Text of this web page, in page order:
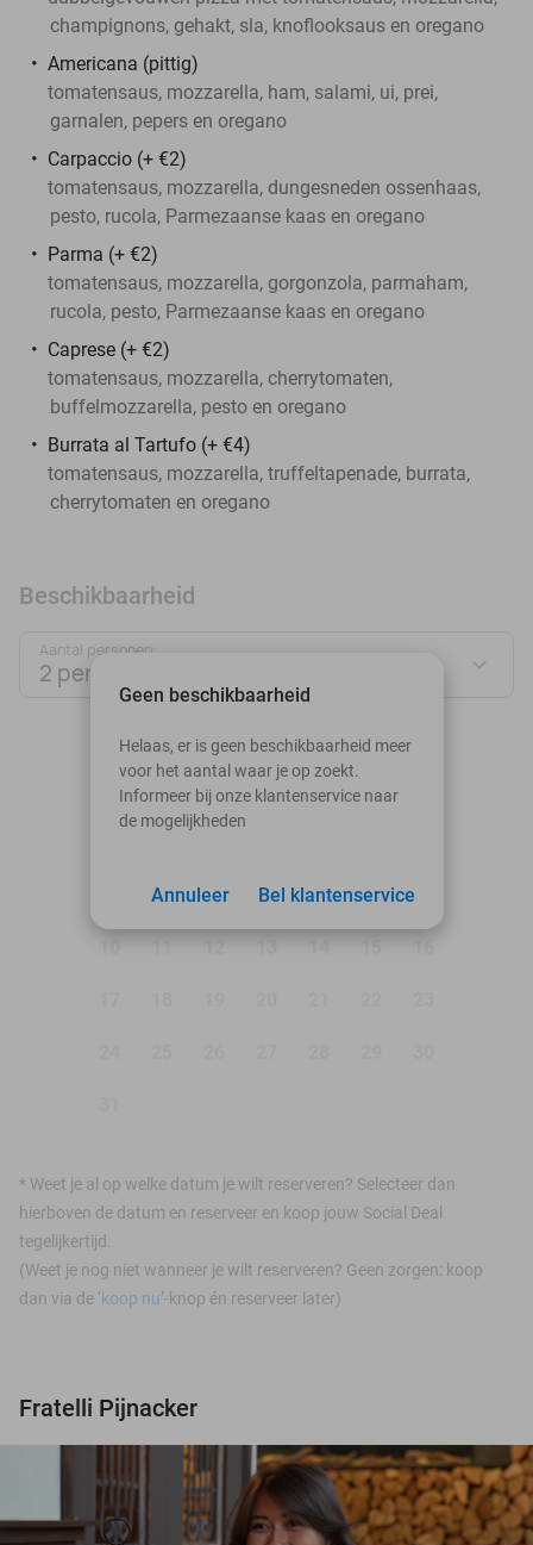
champignons, gehakt, sla, knoflooksaus en oregano
Americana (pittig)
tomatensaus, mozzarella, ham, salami, ui, prei,
garnalen, pepers en oregano
Carpaccio (+ €2)
tomatensaus, mozzarella, dungesneden ossenhaas,
pesto, rucola, Parmezaanse kaas en oregano
Parma (+ €2)
tomatensaus, mozzarella, gorgonzola, parmaham,
rucola, pesto, Parmezaanse kaas en oregano
Caprese (+ €2)
tomatensaus, mozzarella, cherrytomaten,
buffelmozzarella, pesto en oregano
Burrata al Tartufo (+ €4)
tomatensaus, mozzarella, truffeltapenade, burrata,
cherrytomaten en oregano
Beschikbaarheid
Aantal personen:
2 personen
augustus 2026
Ma
Di Wo Do Vr
4 5 6 7 8
* Weet je al op welke datum je wilt reserveren? Selecteer dan
hierboven de datum en reserveer en koop jouw Social Deal
tegelijkertijd.
(Weet je nog niet wanneer je wilt reserveren? Geen zorgen: koop
dan via de ‘koop nu’-knop én reserveer later)
Geen beschikbaarheid
Helaas, er is geen beschikbaarheid meer
voor het aantal waar je op zoekt.
Informeer bij onze klantenservice naar
de mogelijkheden
Bel klantenservice
Annuleer
Fratelli Pijnacker